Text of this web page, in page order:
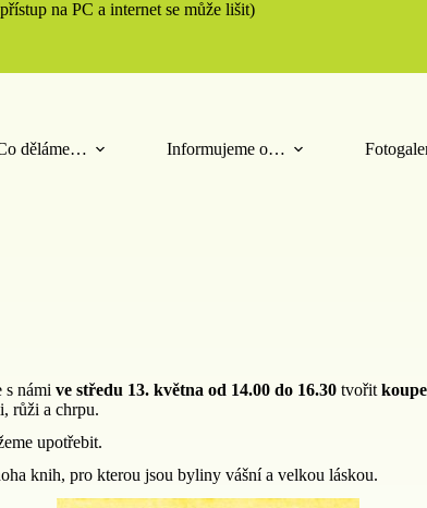
na PC a internet se může lišit)
děláme… Informujeme o…
s námi ve středu 13. května od 14.00 do 16.30 tvořit
růži a chrpu.
upotřebit.
knih, pro kterou jsou byliny vášní a velkou láskou.